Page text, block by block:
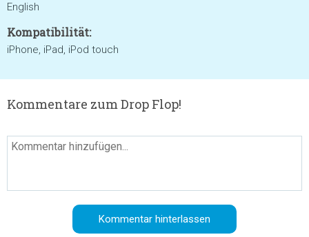
English
Kompatibilität:
iPhone, iPad, iPod touch
Kommentare zum Drop Flop!